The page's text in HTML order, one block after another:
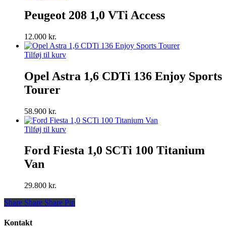
Peugeot 208 1,0 VTi Access
12.000 kr.
Tilføj til kurv
Opel Astra 1,6 CDTi 136 Enjoy Sports
Tourer
58.900 kr.
Tilføj til kurv
Ford Fiesta 1,0 SCTi 100 Titanium
Van
29.800 kr.
Share
Share Share Share Pin
Kontakt